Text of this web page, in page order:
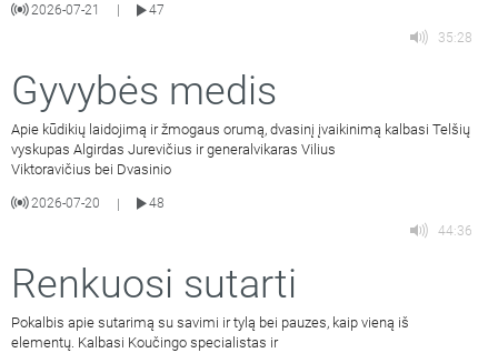
2026-07-21
47
35:28
Gyvybės medis
Apie kūdikių laidojimą ir žmogaus orumą, dvasinį įvaikinimą kalbasi Telšių
vyskupas Algirdas Jurevičius ir generalvikaras Vilius
Viktoravičius bei Dvasinio
2026-07-20 |
48
44:36
Renkuosi sutarti
Pokalbis apie sutarimą su savimi ir tylą bei pauzes, kaip vieną iš
elementų. Kalbasi Koučingo specialistas ir